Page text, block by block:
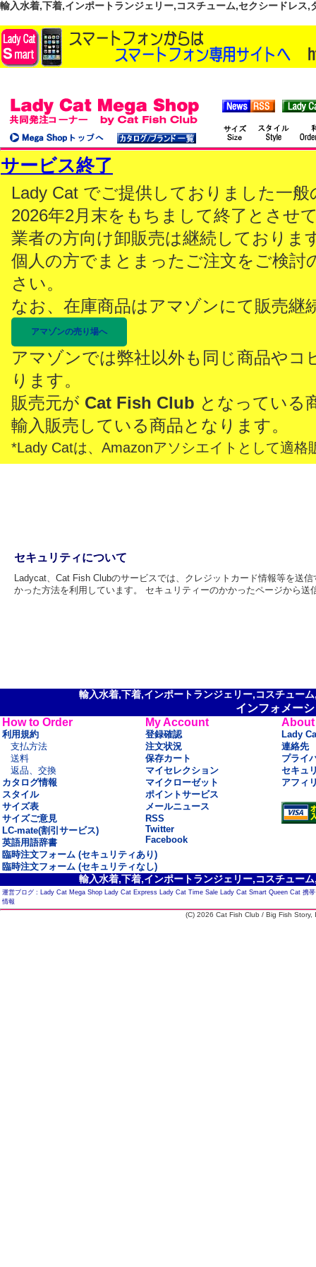
輸入水着,下着,インポートランジェリー,コスチューム,セクシードレス
サービス終了
Lady Cat でご提供しておりました一
2026年2月末をもちまして終了とさせ
業者の方向け卸販売は継続しておりま
個人の方でまとまったご注文をご検討
さい。
なお、在庫商品はアマゾンにて販売継
アマゾンの売り場へ
アマゾンでは弊社以外も同じ商品やコ
ります。
販売元が Cat Fish Club となっている
輸入販売している商品となります。
*Lady Catは、Amazonアソシエイトとして適格
セキュリティについて
Ladycat、Cat Fish Clubのサービスでは、クレジットカード情報等を送
かった方法を利用しています。 セキュリティーのかかったページから
輸入水着,下着,インポートランジェリー,コスチュー
インフォメー
How to Order
利用規約
支払方法
送料
返品、交換
カタログ情報
スタイル
サイズ表
サイズご意見
LC-mate(割引サービス)
英語用語辞書
My Account
登録確認
注文状況
保存カート
マイセレクション
マイクローゼット
ポイントサービス
メールニュース
RSS
Twitter
Facebook
About
Lady
連絡先
プライ
セキュ
アフィ
臨時注文フォーム (セキュリティあり)
臨時注文フォーム (セキュリティなし)
輸入水着,下着,インポートランジェリー,コスチュー
運営ブログ : Lady Cat Mega Shop Lady Cat Express Lady Cat Time Sale Lady Cat Smart Queen Cat 携
情報
(C) 2026 Cat Fish Club / Big Fish Story,